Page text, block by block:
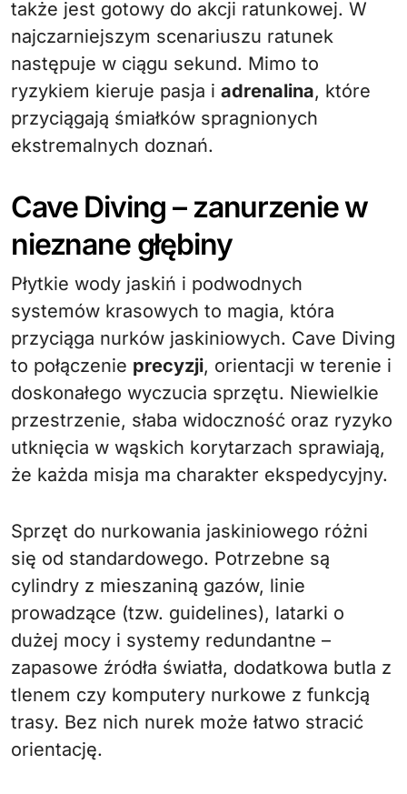
także jest gotowy do akcji ratunkowej. W
najczarniejszym scenariuszu ratunek
następuje w ciągu sekund. Mimo to
ryzykiem kieruje pasja i adrenalina, które
przyciągają śmiałków spragnionych
ekstremalnych doznań.
Cave Diving – zanurzenie w
nieznane głębiny
Płytkie wody jaskiń i podwodnych
systemów krasowych to magia, która
przyciąga nurków jaskiniowych. Cave Diving
to połączenie precyzji, orientacji w terenie i
doskonałego wyczucia sprzętu. Niewielkie
przestrzenie, słaba widoczność oraz ryzyko
utknięcia w wąskich korytarzach sprawiają,
że każda misja ma charakter ekspedycyjny.
Sprzęt do nurkowania jaskiniowego różni
się od standardowego. Potrzebne są
cylindry z mieszaniną gazów, linie
prowadzące (tzw. guidelines), latarki o
dużej mocy i systemy redundantne –
zapasowe źródła światła, dodatkowa butla z
tlenem czy komputery nurkowe z funkcją
trasy. Bez nich nurek może łatwo stracić
orientację.